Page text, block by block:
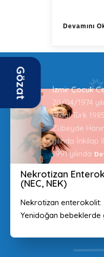
Devamını
Nekrotizan
(NEC, NEK)
Nekrotizan enterokolit:
Yenidoğan bebeklerde
Gözat
İzmir Çocuk
20/04/1974
Erdal Türk
Zübeyde
yılında
1991 yılında